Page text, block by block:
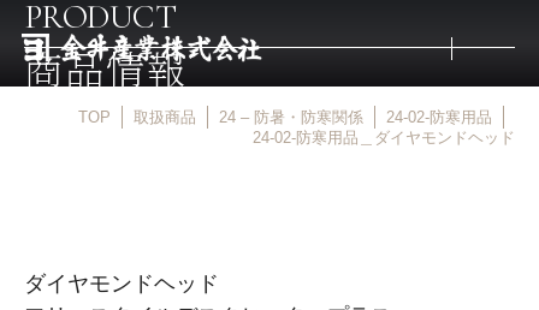
取扱メーカー
PRODUCT
商品情報
TOP 取扱商品 24 – 防暑・防寒関係
24-02-防寒用品
24-02-防寒用品＿ダイヤモンドヘッド
ダイヤモンドヘッド